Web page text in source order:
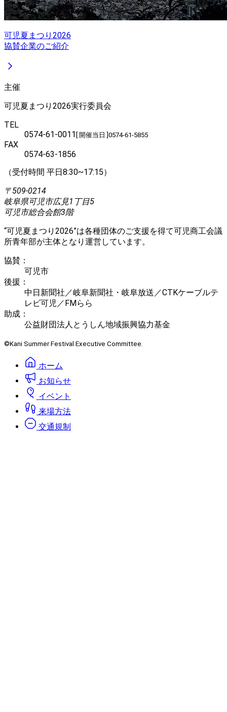
可児夏まつり2026
協賛企業のご紹介
主催
可児夏まつり2026実行委員会
TEL
0574-61-0011 [ 開催当日 ] 0574-61-5855
FAX
0574-63-1856
（受付時間 平日8:30~17:15）
〒509-0214
岐阜県可児市広見1丁目5
可児市総合会館3階
“可児夏まつり2026”は各種団体のご支援を得て可児商工会議
所青年部が主体となり運営しています。
協賛：
可児市
後援：
中日新聞社／岐阜新聞社・岐阜放送／CTKケーブルテ
レビ可児／FMらら
助成：
公益財団法人とうしん地域振興協力基金
©Kani Summer Festival Executive Committee.
ホーム
お知らせ
イベント
来場方法
交通規制